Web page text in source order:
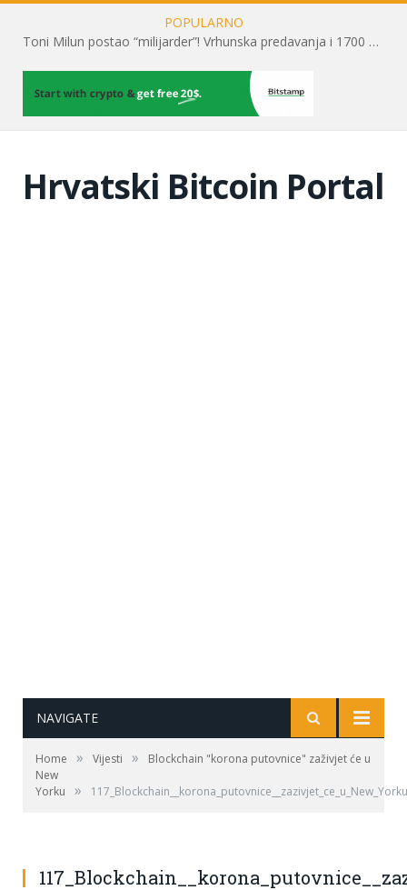
POPULARNO
Toni Milun postao “milijarder”! Vrhunska predavanja i 1700 posjetitelja obilježili su mjesec financijske pismenosti
Hrvatski Bitcoin Portal
NAVIGATE
Home » Vijesti »
Blockchain "korona putovnice" zaživjet će u
New
Yorku
» 117_Blockchain__korona_putovnice__zazivjet_ce_u_New_Yorku